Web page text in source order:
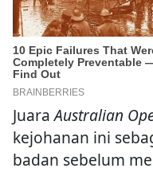
JuaraAustralian
kejohanan ini
badan sebelum